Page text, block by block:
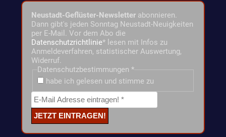
Neustadt-Geflüster-Newsletter abonnieren.
Dann gibt's jeden Sonntag Neustadt-Neuigkeiten
per E-Mail. Vor dem Abo die
Datenschutzrichtlinie* lesen mit Infos zu
Anmeldeverfahren, statistischer Auswertung,
Widerruf.
Datenschutzbestimmungen *
habe ich gelesen und stimme zu